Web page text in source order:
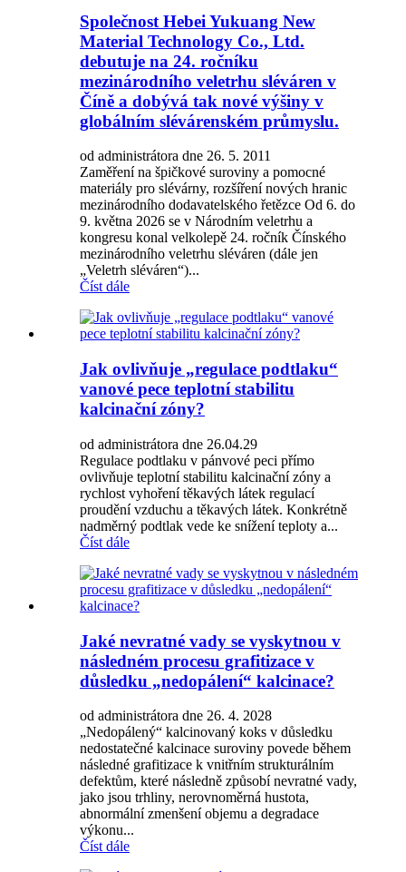
Společnost Hebei Yukuang New
Material Technology Co., Ltd.
debutuje na 24. ročníku
mezinárodního veletrhu sléváren v
Číně a dobývá tak nové výšiny v
globálním slévárenském průmyslu.
od administrátora dne 26. 5. 2011
Zaměření na špičkové suroviny a pomocné
materiály pro slévárny, rozšíření nových hranic
mezinárodního dodavatelského řetězce Od 6. do
9. května 2026 se v Národním veletrhu a
kongresu konal velkolepě 24. ročník Čínského
mezinárodního veletrhu sléváren (dále jen
„Veletrh sléváren“)...
Číst dále
Jak ovlivňuje „regulace podtlaku“
vanové pece teplotní stabilitu
kalcinační zóny?
od administrátora dne 26.04.29
Regulace podtlaku v pánvové peci přímo
ovlivňuje teplotní stabilitu kalcinační zóny a
rychlost vyhoření těkavých látek regulací
proudění vzduchu a těkavých látek. Konkrétně
nadměrný podtlak vede ke snížení teploty a...
Číst dále
Jaké nevratné vady se vyskytnou v
následném procesu grafitizace v
důsledku „nedopálení“ kalcinace?
od administrátora dne 26. 4. 2028
„Nedopálený“ kalcinovaný koks v důsledku
nedostatečné kalcinace suroviny povede během
následné grafitizace k vnitřním strukturálním
defektům, které následně způsobí nevratné vady,
jako jsou trhliny, nerovnoměrná hustota,
abnormální zmenšení objemu a degradace
výkonu...
Číst dále